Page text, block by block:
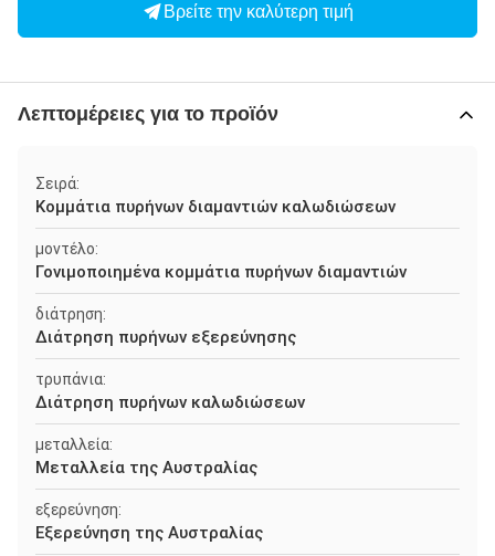
Βρείτε την καλύτερη τιμή
Λεπτομέρειες για το προϊόν
Σειρά:
Κομμάτια πυρήνων διαμαντιών καλωδιώσεων
μοντέλο:
Γονιμοποιημένα κομμάτια πυρήνων διαμαντιών
διάτρηση:
Διάτρηση πυρήνων εξερεύνησης
τρυπάνια:
Διάτρηση πυρήνων καλωδιώσεων
μεταλλεία:
Μεταλλεία της Αυστραλίας
εξερεύνηση:
Εξερεύνηση της Αυστραλίας